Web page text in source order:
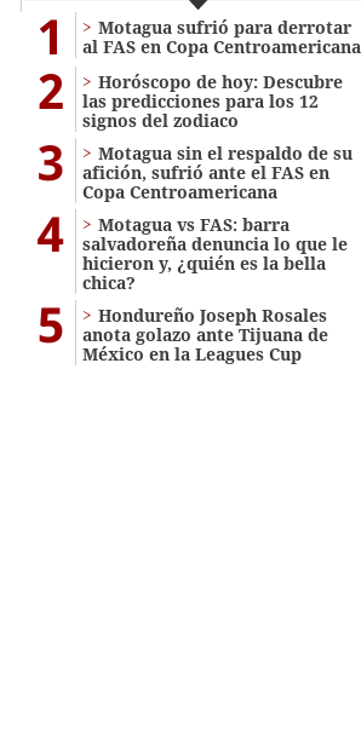
1
Motagua sufrió para derrotar
al FAS en Copa Centroamericana
2
Horóscopo de hoy: Descubre
las predicciones para los 12
signos del zodiaco
3
Motagua sin el respaldo de su
afición, sufrió ante el FAS en
Copa Centroamericana
4
Motagua vs FAS: barra
salvadoreña denuncia lo que le
hicieron y, ¿quién es la bella
chica?
5
Hondureño Joseph Rosales
anota golazo ante Tijuana de
México en la Leagues Cup